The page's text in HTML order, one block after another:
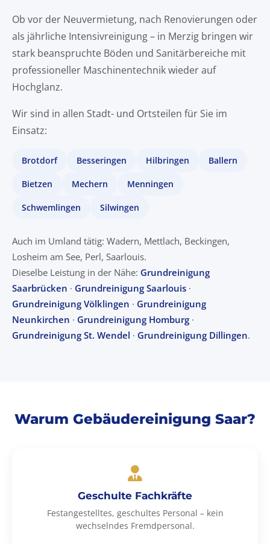
Ob vor der Neuvermietung, nach Renovierungen oder
als jährliche Intensivreinigung – in Merzig bringen wir
stark beanspruchte Böden und Sanitärbereiche mit
professioneller Maschinentechnik wieder auf
Hochglanz.
Wir sind in allen Stadt- und Ortsteilen für Sie im
Einsatz:
Brotdorf Besseringen Hilbringen Ballern
Bietzen Mechern Menningen
Schwemlingen Silwingen
Auch im Umland tätig: Wadern, Mettlach, Beckingen,
Losheim am See, Perl, Saarlouis.
Dieselbe Leistung in der Nähe: Grundreinigung
Saarbrücken · Grundreinigung Saarlouis ·
Grundreinigung Völklingen · Grundreinigung
Neunkirchen · Grundreinigung Homburg ·
Grundreinigung St. Wendel · Grundreinigung Dillingen.
Warum Gebäudereinigung Saar?
Geschulte Fachkräfte
Festangestelltes, geschultes Personal – kein
wechselndes Fremdpersonal.